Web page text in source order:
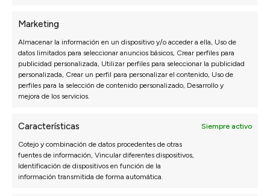
Marketing
Almacenar la información en un dispositivo y/o acceder a ella, Uso de
datos limitados para seleccionar anuncios básicos, Crear perfiles para
publicidad personalizada, Utilizar perfiles para seleccionar la publicidad
personalizada, Crear un perfil para personalizar el contenido, Uso de
perfiles para la selección de contenido personalizado, Desarrollo y
mejora de los servicios.
Características Siempre activo
Cotejo y combinación de datos procedentes de otras
fuentes de información, Vincular diferentes dispositivos,
Identificación de dispositivos en función de la
información transmitida de forma automática.
*** nos recomendó una configuración que al
principio no habíamos pensado y ha quedado
perfecta.